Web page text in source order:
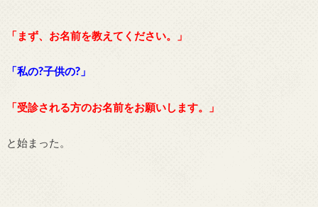
「まず、お名前を教えてください。」
「私の?子供の?」
「受診される方のお名前をお願いします。」
と始まった。